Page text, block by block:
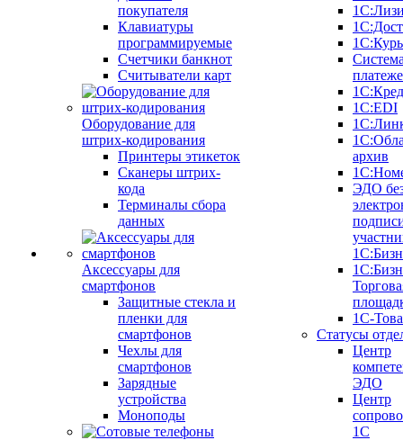
покупателя
Клавиатуры
программируемые
Счетчики банкнот
Считыватели карт
Оборудование для
штрих-кодирования
Принтеры этикеток
Сканеры штрих-
кода
Терминалы сбора
данных
Аксессуары для
смартфонов
Защитные стекла и
пленки для
смартфонов
Чехлы для
смартфонов
Зарядные
устройства
Моноподы
1С:EDI
архив
ЭДО
1С-
Статусы
Центр
ЭДО
Центр
1С